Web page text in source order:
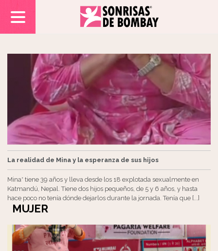
MUJER
La realidad de Mina y la esperanza de sus hijos
Mina* tiene 39 años y lleva desde los 18 explotada sexualmente en
Katmandú, Nepal. Tiene dos hijos pequeños, de 5 y 6 años, y hasta
hace poco no tenía dónde dejarlos durante la jornada. Tenía que [...]